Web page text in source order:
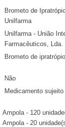
Brometo de
Unilfarma
Unilfarma - União
Farmacêuticos, Lda.
Brometo de
Não
Medicamento
Ampola - 120
Ampola - 20